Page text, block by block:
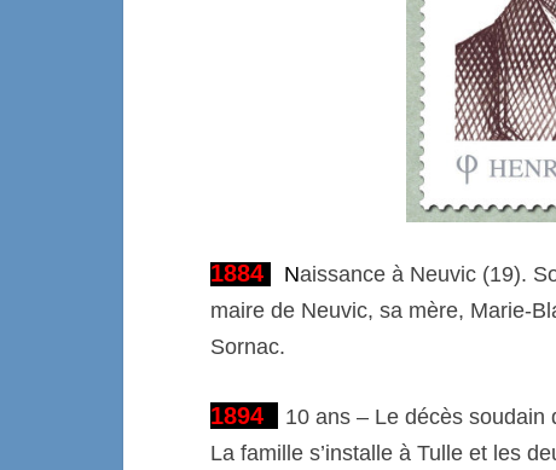
1884 Naissance à Neuvic (19).
maire de Neuvic, sa mère, Marie-
Sornac.
1894 10 ans – Le décès soudain
La famille s’installe à Tulle et les